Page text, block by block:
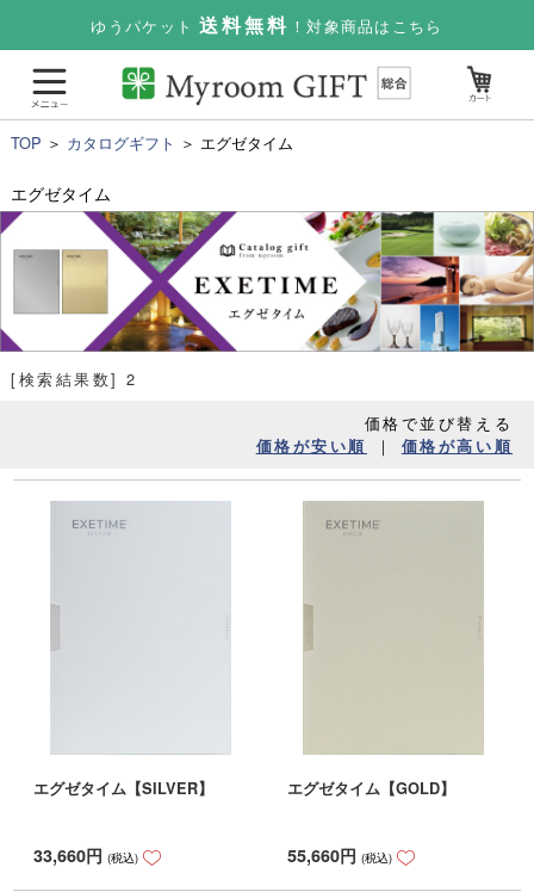
ゆうパケット 送料無料 ！対象商品はこちら
TOP ＞ カタログギフト ＞ エグゼタイム
エグゼタイム
[検索結果数] 2
価格で並び替える
価格が安い順 ｜ 価格が高い順
エグゼタイム【SILVER】
33,660円 (税込)
エグゼタイム【GOLD】
55,660円 (税込)